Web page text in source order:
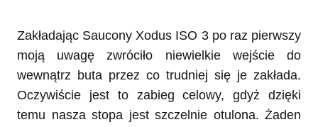
Zakładając Saucony Xodus ISO 3 po raz pierwszy
moją uwagę zwróciło niewielkie wejście do
wewnątrz buta przez co trudniej się je zakłada.
Oczywiście jest to zabieg celowy, gdyż dzięki
temu nasza stopa jest szczelnie otulona. Żaden